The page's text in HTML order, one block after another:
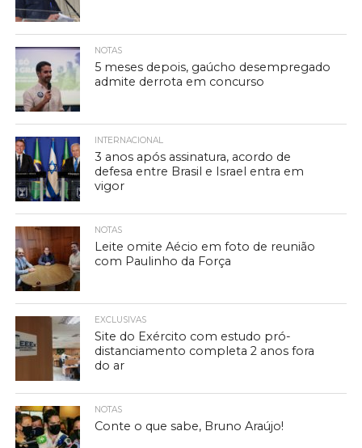
NOTAS
5 meses depois, gaúcho desempregado
admite derrota em concurso
INTERNACIONAL
3 anos após assinatura, acordo de
defesa entre Brasil e Israel entra em
vigor
NOTAS
Leite omite Aécio em foto de reunião
com Paulinho da Força
EXCLUSIVAS
Site do Exército com estudo pró-
distanciamento completa 2 anos fora
do ar
NOTAS
Conte o que sabe, Bruno Araújo!